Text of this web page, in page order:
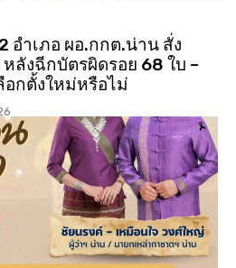
อำเภอ ผอ.กกต.น่าน สั่ง
ลังฉีกบัตรผิดรอย 68 ใบ –
อกตั้งใหม่หรือไม่